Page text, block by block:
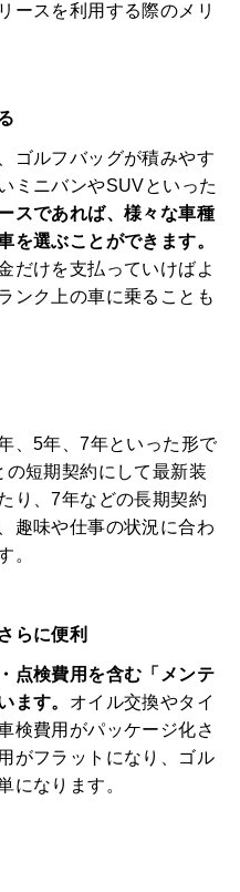
ースを利用する際のメリ
ゴルフバッグが積みやす
ミニバンやSUVといった
スであれば、様々な車種
を選ぶことができます。
だけを支払っていけばよ
ンク上の車に乗ることも
、5年、7年といった形で
短期契約にして最新装
り、7年などの長期契約
趣味や仕事の状況に合わ
。
らに便利
点検費用を含む「メンテ
ます。 オイル交換やタイ
検費用がパッケージ化さ
がフラットになり、ゴル
になります。